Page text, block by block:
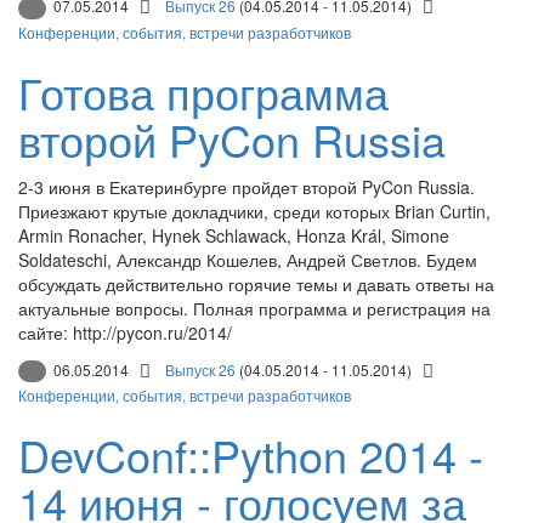
07.05.2014 Выпуск 26 (04.05.2014 - 11.05.2014)
Конференции, события, встречи разработчиков
Готова программа
второй PyCon Russia
2-3 июня в Екатеринбурге пройдет второй PyCon Russia.
Приезжают крутые докладчики, среди которых Brian Curtin,
Armin Ronacher, Hynek Schlawack, Honza Král, Simone
Soldateschi, Александр Кошелев, Андрей Светлов. Будем
обсуждать действительно горячие темы и давать ответы на
актуальные вопросы. Полная программа и регистрация на
сайте: http://pycon.ru/2014/
06.05.2014 Выпуск 26 (04.05.2014 - 11.05.2014)
Конференции, события, встречи разработчиков
DevConf::Python 2014 -
14 июня - голосуем за